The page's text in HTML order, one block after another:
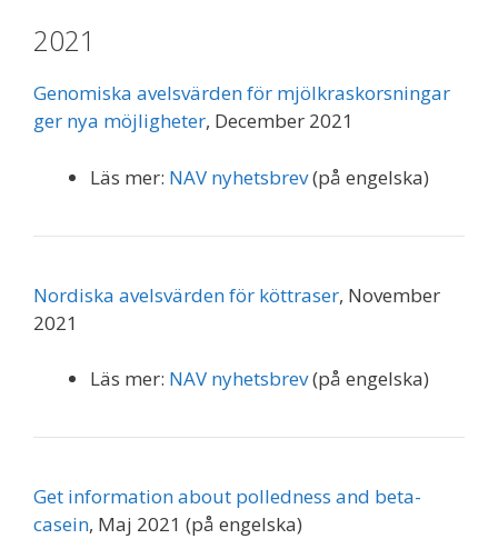
2021
Genomiska avelsvärden för mjölkraskorsningar
ger nya möjligheter, December 2021
Läs mer: NAV nyhetsbrev(på engelska)
Nordiska avelsvärden för köttraser, November
2021
Läs mer: NAV nyhetsbrev(på engelska)
Get information about polledness and beta-
casein, Maj 2021 (på engelska)